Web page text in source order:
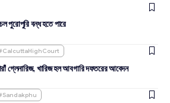
পুরোপুরি বন্ধ হতে পারে
গ্লেনারিজ, খারিজ হল আবগারি দফতরের আবেদন